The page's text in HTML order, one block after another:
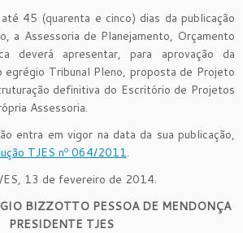
45 (quarenta e cinco) dias da publicação
a Assessoria de Planejamento, Orçamento
deverá apresentar, para aprovação da
egrégio Tribunal Pleno, proposta de Projeto
definitiva do Escritório de Projetos
Assessoria.
entra em vigor na data da sua publicação,
TJES nº 064/2011.
13 de fevereiro de 2014.
BIZZOTTO PESSOA DE MENDONÇA
PRESIDENTE TJES